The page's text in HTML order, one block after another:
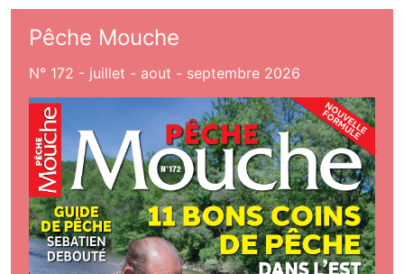
Pêche Mouche
N° 172 - juillet - aout - septembre 2026